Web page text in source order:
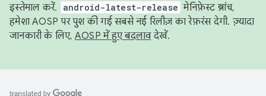
इस्तेमाल करें.
android-latest-release मेनिफ़ेस्ट ब्रांच,
हमेशा AOSP पर पुश की गई सबसे नई रिलीज़ का रेफ़रंस देगी. ज़्यादा
जानकारी के लिए, AOSP में हुए बदलावदेखें.